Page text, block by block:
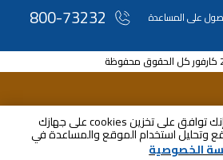
بالنقر فوق «متابعة»، فإنك توافق على تخزين cookies على جهازك
وتحليل استخدام الموقع والمساعدة في
الخصوصية
على المساعدة 800-73232